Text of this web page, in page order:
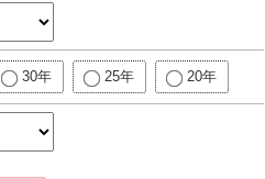
30年 25年 20年